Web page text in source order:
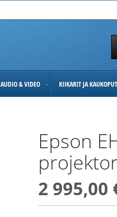
AUDIO & VIDEO KIIKARIT JA
Epson
2 995,00